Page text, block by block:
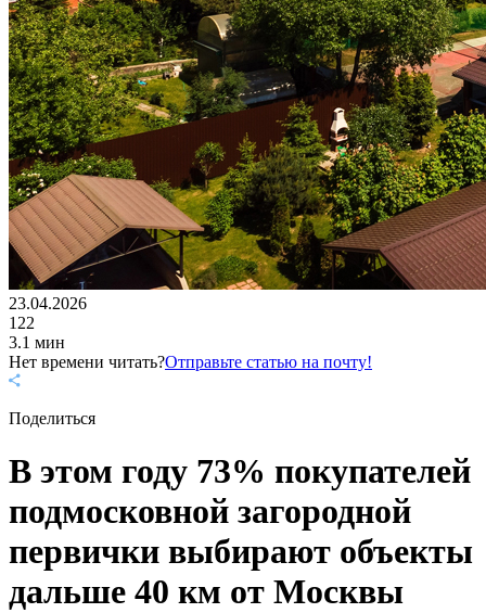
23.04.2026
122
3.1 мин
Нет времени читать?Отправьте статью на почту!
Поделиться
В этом году 73% покупателей
подмосковной загородной
первички выбирают объекты
дальше 40 км от Москвы